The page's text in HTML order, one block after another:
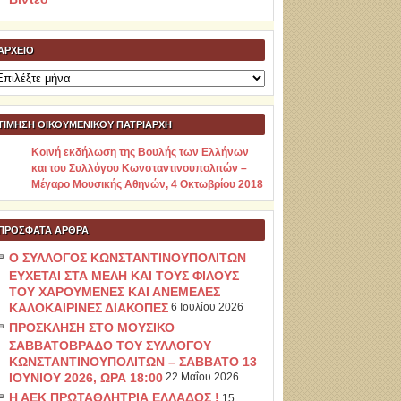
ΟΙΚΟΥΜΕΝΙΚΟΥ ΠΑΤΡΙΑΡΧΗ
Κοινή εκδήλωση της Βουλής των Ελλήνων
και του Συλλόγου Κωνσταντινουπολιτών –
Μέγαρο Μουσικής Αθηνών, 4 Οκτωβρίου 2018
ΆΡΘΡΑ
Ο ΣΥΛΛΟΓΟΣ ΚΩΝΣΤΑΝΤΙΝΟΥΠΟΛΙΤΩΝ
ΕΥΧΕΤΑΙ ΣΤΑ ΜΕΛΗ ΚΑΙ ΤΟΥΣ ΦΙΛΟΥΣ
ΤΟΥ ΧΑΡΟΥΜΕΝΕΣ ΚΑΙ ΑΝΕΜΕΛΕΣ
ΚΑΛΟΚΑΙΡΙΝΕΣ ΔΙΑΚΟΠΕΣ 6 Ιουλίου 2026
ΠΡΟΣΚΛΗΣΗ ΣΤΟ ΜΟΥΣΙΚΟ
ΣΑΒΒΑΤΟΒΡΑΔΟ ΤΟΥ ΣΥΛΛΟΓΟΥ
ΚΩΝΣΤΑΝΤΙΝΟΥΠΟΛΙΤΩΝ – ΣΑΒΒΑΤΟ 13
ΙΟΥΝΙΟΥ 2026, ΩΡΑ 18:00 22 Μαΐου 2026
Η ΑΕΚ ΠΡΩΤΑΘΛΗΤΡΙΑ ΕΛΛΑΔΟΣ !